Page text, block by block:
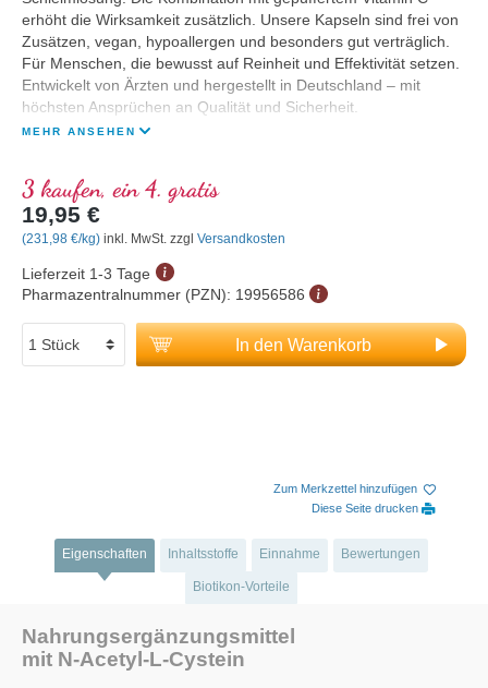
erhöht die Wirksamkeit zusätzlich. Unsere Kapseln sind frei von
Zusätzen, vegan, hypoallergen und besonders gut verträglich.
Für Menschen, die bewusst auf Reinheit und Effektivität setzen.
Entwickelt von Ärzten und hergestellt in Deutschland – mit
höchsten Ansprüchen an Qualität und Sicherheit.
MEHR ANSEHEN
3 kaufen, ein 4. gratis
19,95 €
(231,98 €/kg) inkl. MwSt. zzgl Versandkosten
Lieferzeit 1-3 Tage
Pharmazentralnummer (PZN): 19956586
In den Warenkorb
Zum Merkzettel hinzufügen
Diese Seite drucken
Eigenschaften Inhaltsstoffe Einnahme Bewertungen
Biotikon-Vorteile
Nahrungsergänzungsmittel
mit N-Acetyl-L-Cystein